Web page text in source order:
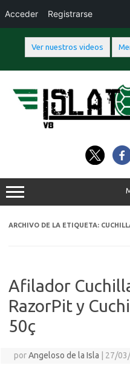
Ver nuestros videos
Acceder Registrarse
contenido
ARCHIVO DE LA ETIQUETA:
Afilador
RazorPit y
50ç
porAngeloso de la Isla 27/